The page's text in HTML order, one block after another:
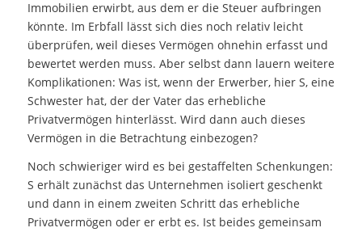
Immobilien erwirbt, aus dem er die Steuer aufbringen
könnte. Im Erbfall lässt sich dies noch relativ leicht
überprüfen, weil dieses Vermögen ohnehin erfasst und
bewertet werden muss. Aber selbst dann lauern weitere
Komplikationen: Was ist, wenn der Erwerber, hier S, eine
Schwester hat, der der Vater das erhebliche
Privatvermögen hinterlässt. Wird dann auch dieses
Vermögen in die Betrachtung einbezogen?
Noch schwieriger wird es bei gestaffelten Schenkungen:
S erhält zunächst das Unternehmen isoliert geschenkt
und dann in einem zweiten Schritt das erhebliche
Privatvermögen oder er erbt es. Ist beides gemeinsam